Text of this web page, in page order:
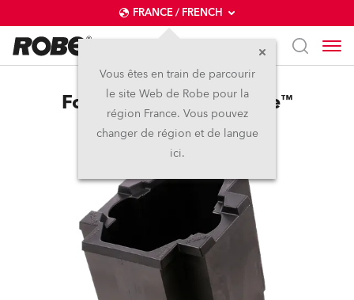
FRANCE / FRENCH
Vous êtes en train de parcourir
le site Web de Robe pour la
région France. Vous pouvez
changer de région et de langue
ici.
Foam Shell DL7S Profile™